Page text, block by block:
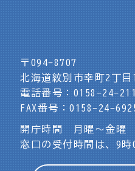
〒094-8707
北海道紋別市幸町2丁目
電話番号：0158-24-
FAX番号：0158-24-
開庁時間 月曜～金曜
窓口の受付時間は、9